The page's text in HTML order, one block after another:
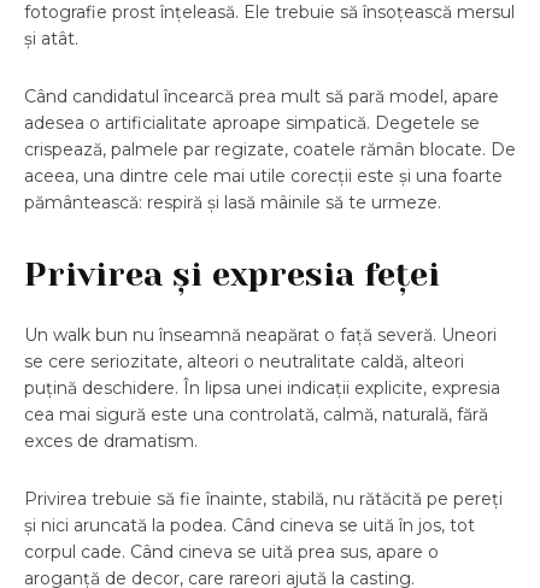
fotografie prost înțeleasă. Ele trebuie să însoțească mersul
și atât.
Când candidatul încearcă prea mult să pară model, apare
adesea o artificialitate aproape simpatică. Degetele se
crispează, palmele par regizate, coatele rămân blocate. De
aceea, una dintre cele mai utile corecții este și una foarte
pământească: respiră și lasă mâinile să te urmeze.
Privirea și expresia feței
Un walk bun nu înseamnă neapărat o față severă. Uneori
se cere seriozitate, alteori o neutralitate caldă, alteori
puțină deschidere. În lipsa unei indicații explicite, expresia
cea mai sigură este una controlată, calmă, naturală, fără
exces de dramatism.
Privirea trebuie să fie înainte, stabilă, nu rătăcită pe pereți
și nici aruncată la podea. Când cineva se uită în jos, tot
corpul cade. Când cineva se uită prea sus, apare o
aroganță de decor, care rareori ajută la casting.